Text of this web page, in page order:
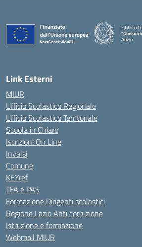
Istituto
Anzio
Link Esterni
MIUR
Ufficio Scolastico Regionale
Ufficio Scolastico Territoriale
Scuola in Chiaro
Iscrizioni On Line
Invalsi
Comune
KEYref
TFA e PAS
Formazione Dirigenti scolastici
Regione Lazio Anti corruzione
Istruzione e formazione
Webmail MIUR